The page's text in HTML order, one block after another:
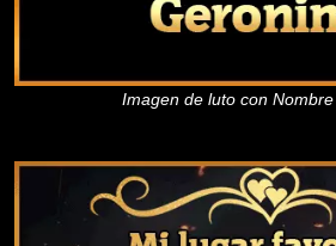
Imagen de luto con